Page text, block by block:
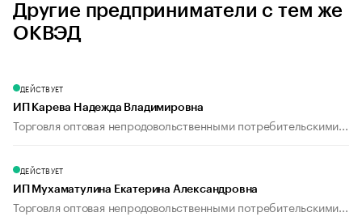
Другие предприниматели с тем же
ОКВЭД
ДЕЙСТВУЕТ
ИП Карева Надежда Владимировна
Торговля оптовая непродовольственными потребительскими...
ДЕЙСТВУЕТ
ИП Мухаматулина Екатерина Александровна
Торговля оптовая непродовольственными потребительскими...